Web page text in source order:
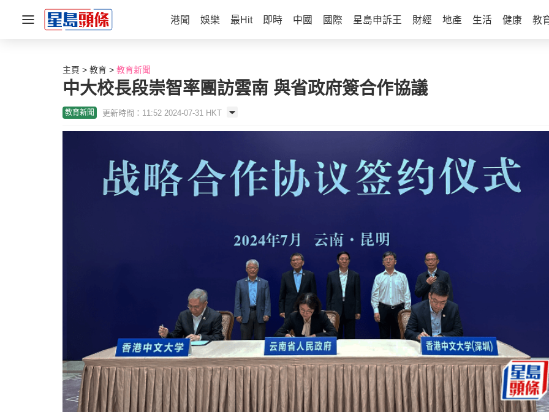
港聞 娛樂 最Hit 即時 中國 國際 星島申訴王 財經 地產 生活 健康 教
主頁 教育 教育新聞
中大校長段崇智率團訪雲南 與省政府簽合作協議
教育新聞 更新時間：11:52 2024-07-31 HKT